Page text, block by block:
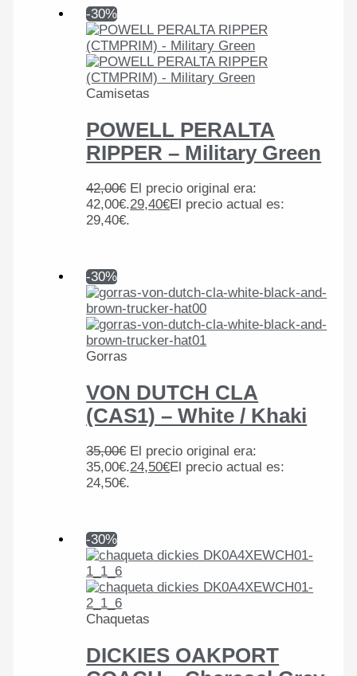
-30%
Camisetas
POWELL PERALTA
RIPPER – Military Green
42,00€ El precio original era:
42,00€.29,40€El precio actual es:
29,40€.
-30%
Gorras
VON DUTCH CLA
(CAS1) – White / Khaki
35,00€ El precio original era:
35,00€.24,50€El precio actual es:
24,50€.
-30%
Chaquetas
DICKIES OAKPORT